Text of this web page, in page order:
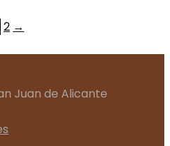
2 →
Juan de Alicante